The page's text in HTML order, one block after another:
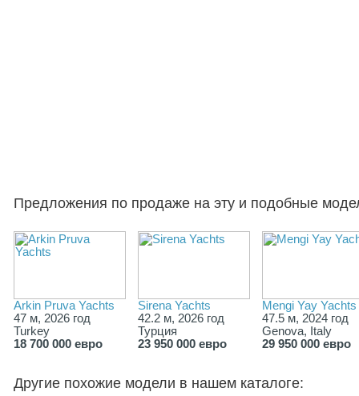
Предложения по продаже на эту и подобные
Arkin Pruva Yachts
47 м, 2026 год
Turkey
18 700 000 евро
Sirena Yachts
42.2 м, 2026 год
Турция
23 950 000 евро
Mengi Yay Yachts
47.5 м, 2024 год
Genova, Italy
29 950 000 евро
Другие похожие модели в нашем каталоге: